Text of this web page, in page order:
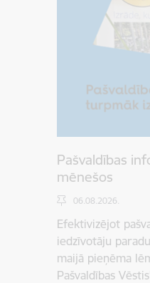
Pašvaldības
mēnešos
06.08.2026.
Efektivizējot
iedzīvotāju
maijā pieņēma
Pašvaldības